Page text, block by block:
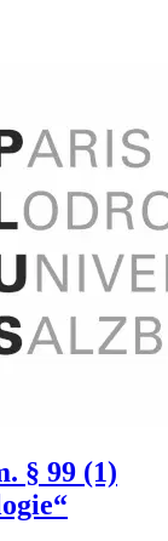
§ 99 (1)